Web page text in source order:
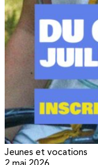
Jeunes et vocations